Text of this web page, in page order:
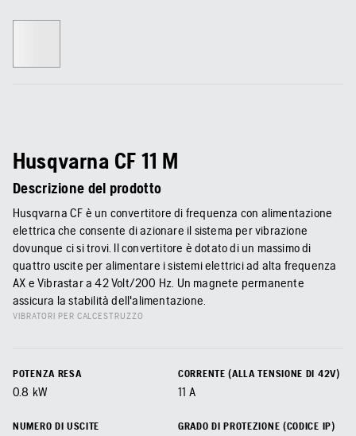
Husqvarna CF 11 M
Descrizione del prodotto
Husqvarna CF è un convertitore di frequenza con alimentazione
elettrica che consente di azionare il sistema per vibrazione
dovunque ci si trovi. Il convertitore è dotato di un massimo di
quattro uscite per alimentare i sistemi elettrici ad alta frequenza
AX e Vibrastar a 42 Volt/200 Hz. Un magnete permanente
assicura la stabilità dell'alimentazione.
VIBRATORI PER CALCESTRUZZO
POTENZA RESA
0.8 kW
CORRENTE (ALLA TENSIONE DI 42V)
11 A
NUMERO DI USCITE GRADO DI PROTEZIONE (CODICE IP)